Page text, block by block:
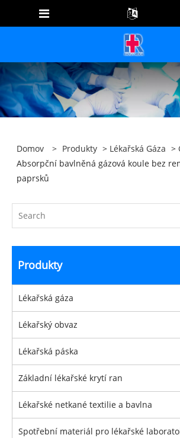
Domov > Produkty > Lékařská Gáza >
Absorpční bavlněná gázová koule bez
paprsků
Produkty
Lékařská gáza
Lékařský obvaz
Lékařská páska
Základní lékařské krytí ran
Lékařské netkané textilie a bavlna
Spotřební materiál pro lékařské